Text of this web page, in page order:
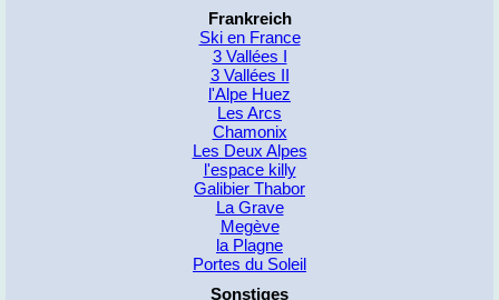
Frank­reich
Ski en France
3 Vallées I
3 Vallées II
l'Alpe Huez
Les Arcs
Cha­mo­nix
Les Deux Al­pes
l'espace kil­ly
Ga­li­bier Tha­bor
La Gra­ve
Megè­ve
la Plagne
Por­tes du So­leil
Sons­ti­ges